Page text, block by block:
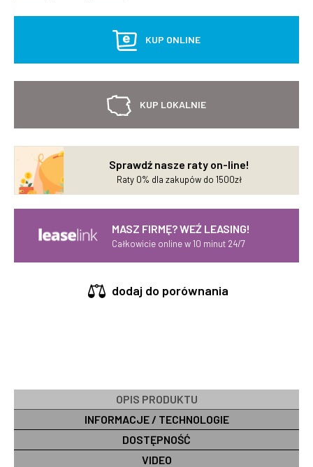
KUP ONLINE
KUP LOKALNIE
Sprawdź nasze raty on-line!
Raty 0% dla zakupów do 1500zł
MASZ FIRMĘ? WEŹ LEASING!
Całkowicie online w 10 minut 24/7
dodaj do porównania
OPIS PRODUKTU
INFORMACJE / TECHNOLOGIE
DOSTĘPNOŚĆ
VIDEO